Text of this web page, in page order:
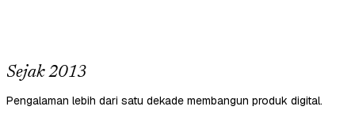
Sejak 2013
Pengalaman lebih dari satu dekade membangun produk digital.